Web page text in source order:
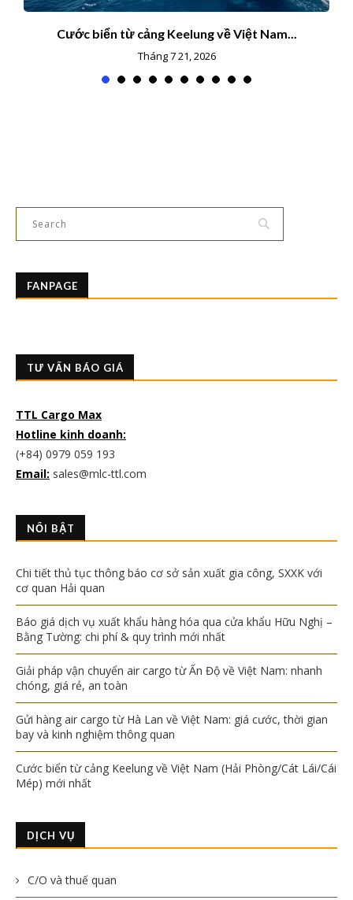
Cước biển từ cảng Keelung về Việt Nam...
Tháng 7 21, 2026
FANPAGE
TƯ VẤN BÁO GIÁ
TTL Cargo Max
Hotline kinh doanh:
(+84) 0979 059 193
Email: sales@mlc-ttl.com
NỔI BẬT
Chi tiết thủ tục thông báo cơ sở sản xuất gia công, SXXK với
cơ quan Hải quan
Báo giá dịch vụ xuất khẩu hàng hóa qua cửa khẩu Hữu Nghị –
Bằng Tường: chi phí & quy trình mới nhất
Giải pháp vận chuyển air cargo từ Ấn Độ về Việt Nam: nhanh
chóng, giá rẻ, an toàn
Gửi hàng air cargo từ Hà Lan về Việt Nam: giá cước, thời gian
bay và kinh nghiệm thông quan
Cước biển từ cảng Keelung về Việt Nam (Hải Phòng/Cát Lái/Cái
Mép) mới nhất
DỊCH VỤ
C/O và thuế quan